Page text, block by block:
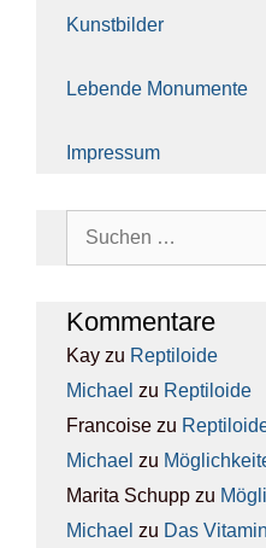
Kunst­bil­der
Leben­de Monu­men­te
Impres­sum
Kom­men­ta­re
Kay zu Rep­ti­lo­ide
Michael zu Rep­ti­lo­ide
Francoise zu
Michael zu
Marita Schupp zu
Michael zu Das